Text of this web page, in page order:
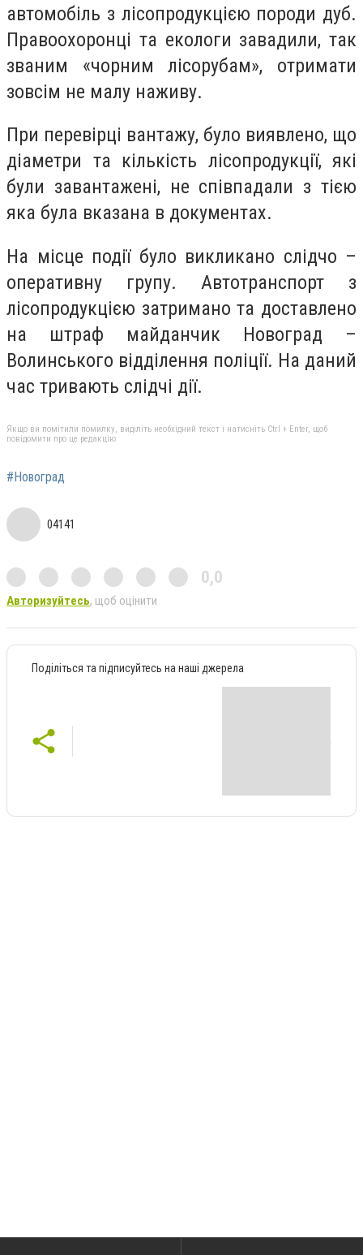
автомобіль з лісопродукцією породи дуб.
Правоохоронці та екологи завадили, так
званим «чорним лісорубам», отримати
зовсім не малу наживу.
При перевірці вантажу, було виявлено, що
діаметри та кількість лісопродукції, які
були завантажені, не співпадали з тією
яка була вказана в документах.
На місце події було викликано слідчо –
оперативну групу. Автотранспорт з
лісопродукцією затримано та доставлено
на штраф майданчик Новоград –
Волинського відділення поліції. На даний
час тривають слідчі дії.
Якщо ви помітили помилку, виділіть необхідний текст і натисніть Ctrl + Enter, щоб
повідомити про це редакцію
#Новоград
04141
0,0
Авторизуйтесь, щоб оцінити
Поділіться та підписуйтесь на наші джерела